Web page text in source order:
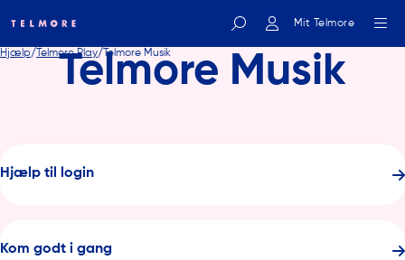
Mit Telmore
Indtast søgeord
Hjælp Telmore Play Telmore Musik
Telmore Musik
Hjælp til login
Kom godt i gang